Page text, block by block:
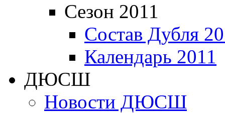
Сезон 2011
Состав Дубля
Календарь 2011
ДЮСШ
Новости ДЮСШ